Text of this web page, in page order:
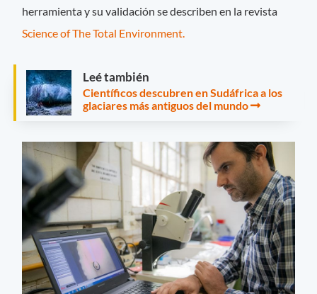
herramienta y su validación se describen en la revista
Science of The Total Environment.
Leé también
Científicos descubren en Sudáfrica a los
glaciares más antiguos del mundo